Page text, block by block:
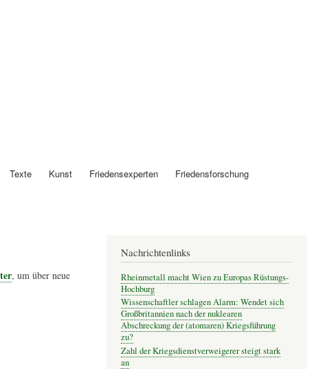
Texte Kunst Friedensexperten Friedensforschung
, um über neue
Nachrichtenlinks
Rheinmetall macht Wien zu Europas Rüstungs-
Hochburg
Wissenschaftler schlagen Alarm: Wendet sich
Großbritannien nach der nuklearen
Abschreckung der (atomaren) Kriegsführung
zu?
Zahl der Kriegsdienstverweigerer steigt stark
an